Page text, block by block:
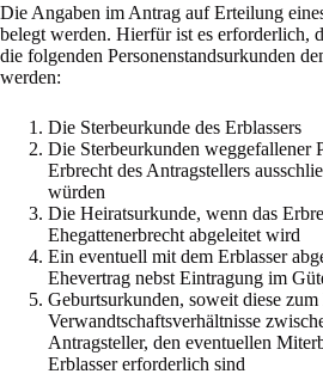
Die Angaben im Antrag auf Erteilung
belegt werden. Hierfür ist es erforderlich,
die folgenden Personenstandsurkunden
werden:
Die Sterbeurkunde des Erblassers
Die Sterbeurkunden weggefallener
Erbrecht des Antragstellers
würden
Die Heiratsurkunde, wenn das
Ehegattenerbrecht abgeleitet wird
Ein eventuell mit dem Erblasser
Ehevertrag nebst Eintragung im
Geburtsurkunden, soweit diese
Verwandtschaftsverhältnisse
Antragsteller, den eventuellen
Erblasser erforderlich sind